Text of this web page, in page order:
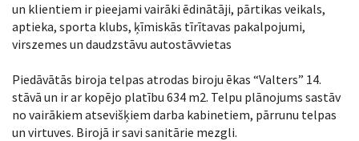
Kontakti
un klientiem ir pieejami vairāki ēdinātāji, pārtikas veikals,
aptieka, sporta klubs, ķīmiskās tīrītavas pakalpojumi,
virszemes un daudzstāvu autostāvvietas
Piedāvātās biroja telpas atrodas biroju ēkas “Valters” 14.
stāvā un ir ar kopējo platību 634 m2. Telpu plānojums sastāv
no vairākiem atsevišķiem darba kabinetiem, pārrunu telpas
un virtuves. Birojā ir savi sanitārie mezgli.